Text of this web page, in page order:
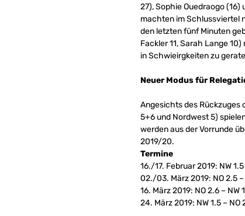
27), Sophie Ouedraogo
machten im Schlussviertel
den letzten fünf Minuten
Fackler 11, Sarah Lange
in Schwieirgkeiten zu
Neuer Modus für
Angesichts des Rückzuges
5+6 und Nordwest 5)
werden aus der Vorrunde
2019/20.
Termine
16./17. Februar 2019: NW
02./03. März 2019: NO 2.5 –
16. März 2019: NO 2.6 – NW
24. März 2019: NW 1.5 – NO